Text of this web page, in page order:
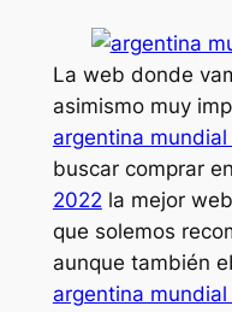
La web donde
asimismo muy
argentina mundial
buscar comprar en
2022 la mejor
que solemos
aunque también
argentina mundial